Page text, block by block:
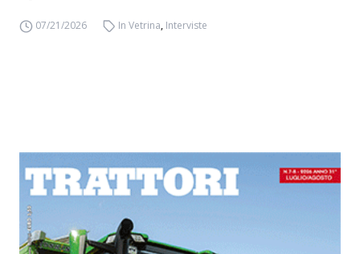
07/21/2026 In Vetrina, Interviste